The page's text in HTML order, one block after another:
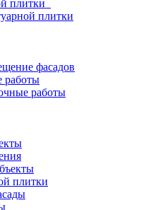
плитки
плитки
фасадов
работы
работы
плитки